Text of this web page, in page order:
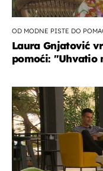
OD MODNE PISTE DO
Laura Gnjatović
pomoći: "Uhvatio